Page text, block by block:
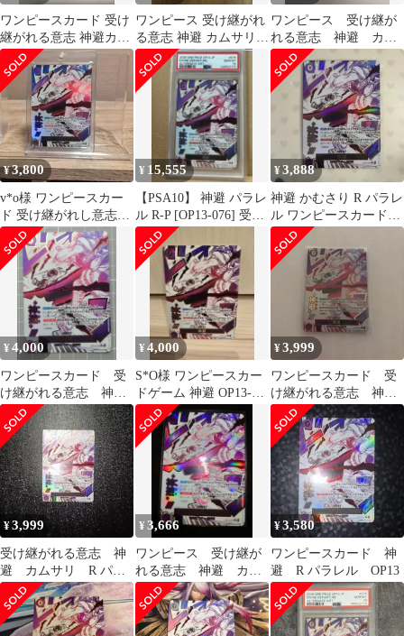
ワンピースカード 受け
継がれる意志 神避カム
サリ R パラレル
ワンピース 受け継がれ
る意志 神避 カムサリ R
パラレル OP13-076
ワンピース 受け継が
れる意志 神避 カム
サリ R パラレル
OP13-076
¥3,800
v*o様 ワンピースカー
ド 受け継がれし意志
神避 レアパラレル
OP13-07
¥ 15,555
【PSA10】 神避 パラレ
ル R-P [OP13-076] 受け
継がれる意志
¥3,888
神避 かむさり R パラレ
ル ワンピースカードゲ
ーム 受け継がれる意志
¥4,000
ワンピースカード 受
け継がれる意志 神避
Rパラレル
¥4,000
S*O様 ワンピースカー
ドゲーム 神避 OP13-
076 R パラレル 受け継
が
¥3,999
ワンピースカード 受
け継がれる意志 神避
R パラレル OP13-076
¥3,999
受け継がれる意志 神
避 カムサリ R パラ
レル OP13-076 ワンピ
ース
¥3,666
ワンピース 受け継が
れる意志 神避 カム
サリ R パラレル
OP13-076
¥3,580
ワンピースカード 神
避 R パラレル OP13